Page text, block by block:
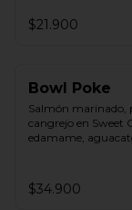
$21.900
Bowl Poke
Salmón marinado,
cangrejo en Sweet
edamame,
humedecido con
Vinagreta asiática a
$34.900